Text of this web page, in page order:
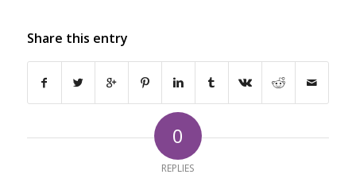
Share this entry
0
REPLIES